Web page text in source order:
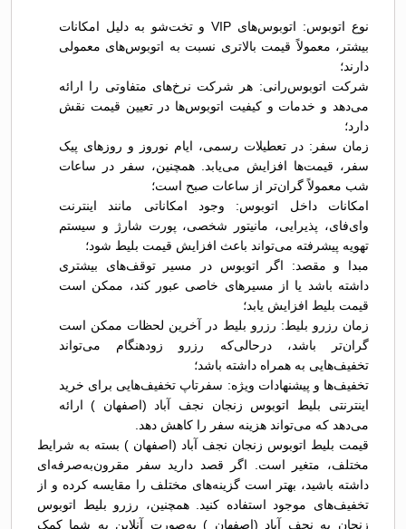
نوع اتوبوس: اتوبوس‌های VIP و تخت‌شو به دلیل امکانات
بیشتر، معمولاً قیمت بالاتری نسبت به اتوبوس‌های معمولی
دارند؛
شرکت اتوبوس‌رانی: هر شرکت نرخ‌های متفاوتی را ارائه
می‌دهد و خدمات و کیفیت اتوبوس‌ها در تعیین قیمت نقش
دارد؛
زمان سفر: در تعطیلات رسمی، ایام نوروز و روزهای پیک
سفر، قیمت‌ها افزایش می‌یابد. همچنین، سفر در ساعات
شب معمولاً گران‌تر از ساعات صبح است؛
امکانات داخل اتوبوس: وجود امکاناتی مانند اینترنت
وای‌فای، پذیرایی، مانیتور شخصی، پورت شارژ و سیستم
تهویه پیشرفته می‌تواند باعث افزایش قیمت بلیط شود؛
مبدا و مقصد: اگر اتوبوس در مسیر توقف‌های بیشتری
داشته باشد یا از مسیرهای خاصی عبور کند، ممکن است
قیمت بلیط افزایش یابد؛
زمان رزرو بلیط: رزرو بلیط در آخرین لحظات ممکن است
گران‌تر باشد، درحالی‌که رزرو زودهنگام می‌تواند
تخفیف‌هایی به همراه داشته باشد؛
تخفیف‌ها و پیشنهادات ویژه: سفرتاپ تخفیف‌هایی برای خرید
اینترنتی بلیط اتوبوس زنجان نجف آباد (اصفهان ) ارائه
می‌دهد که می‌تواند هزینه سفر را کاهش دهد.
قیمت بلیط اتوبوس زنجان نجف آباد (اصفهان ) بسته به شرایط
مختلف، متغیر است. اگر قصد دارید سفر مقرون‌به‌صرفه‌ای
داشته باشید، بهتر است گزینه‌های مختلف را مقایسه کرده و از
تخفیف‌های موجود استفاده کنید. همچنین، رزرو بلیط اتوبوس
زنجان به نجف آباد (اصفهان ) به‌صورت آنلاین به شما کمک